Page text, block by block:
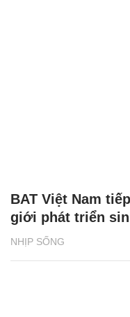
NHỊP SỐNG
BAT Việt Nam
giới phát triển